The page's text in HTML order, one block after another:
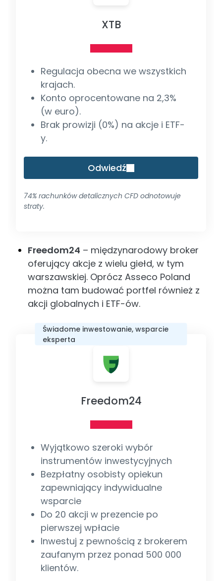
XTB
Regulacja obecna we wszystkich
krajach.
Konto oprocentowane na 2,3%
(w euro).
Brak prowizji (0%) na akcje i ETF-
y.
Odwiedź
74% rachunków detalicznych CFD odnotowuje
straty.
Freedom24 – międzynarodowy broker
oferujący akcje z wielu giełd, w tym
warszawskiej. Oprócz Asseco Poland
można tam budować portfel również z
akcji globalnych i ETF-ów.
Świadome inwestowanie, wsparcie
eksperta
Freedom24
Wyjątkowo szeroki wybór
instrumentów inwestycyjnych
Bezpłatny osobisty opiekun
zapewniający indywidualne
wsparcie
Do 20 akcji w prezencie po
pierwszej wpłacie
Inwestuj z pewnością z brokerem
zaufanym przez ponad 500 000
klientów.